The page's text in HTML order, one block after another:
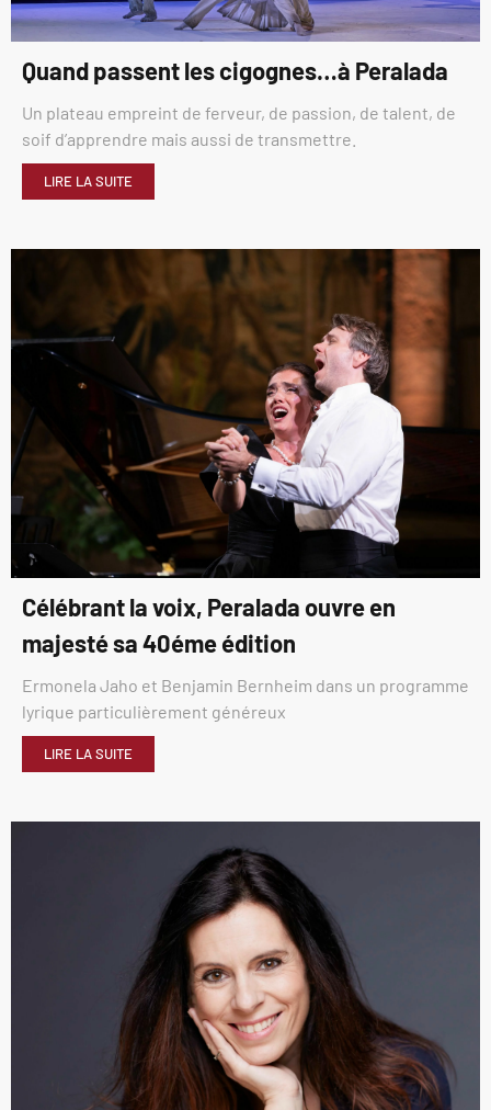
Quand passent les cigognes…à Peralada
Un plateau empreint de ferveur, de passion, de talent, de
soif d’apprendre mais aussi de transmettre.
LIRE LA SUITE
Célébrant la voix, Peralada ouvre en
majesté sa 40éme édition
Ermonela Jaho et Benjamin Bernheim dans un programme
lyrique particulièrement généreux
LIRE LA SUITE